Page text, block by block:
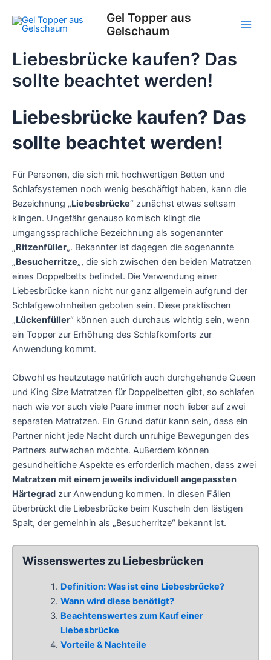
Inhalt
springen
Gel Topper aus
Gelschaum
Liebesbrücke kaufen? Das
sollte beachtet werden!
Liebesbrücke kaufen? Das
sollte beachtet werden!
Für Personen, die sich mit hochwertigen Betten und
Schlafsystemen noch wenig beschäftigt haben, kann die
Bezeichnung „Liebesbrücke“ zunächst etwas seltsam
klingen. Ungefähr genauso komisch klingt die
umgangssprachliche Bezeichnung als sogenannter
„Ritzenfüller„. Bekannter ist dagegen die sogenannte
„Besucherritze„, die sich zwischen den beiden Matratzen
eines Doppelbetts befindet. Die Verwendung einer
Liebesbrücke kann nicht nur ganz allgemein aufgrund der
Schlafgewohnheiten geboten sein. Diese praktischen
„Lückenfüller“ können auch durchaus wichtig sein, wenn
ein Topper zur Erhöhung des Schlafkomforts zur
Anwendung kommt.
Obwohl es heutzutage natürlich auch durchgehende Queen
und King Size Matratzen für Doppelbetten gibt, so schlafen
nach wie vor auch viele Paare immer noch lieber auf zwei
separaten Matratzen. Ein Grund dafür kann sein, dass ein
Partner nicht jede Nacht durch unruhige Bewegungen des
Partners aufwachen möchte. Außerdem können
gesundheitliche Aspekte es erforderlich machen, dass zwei
Matratzen mit einem jeweils individuell angepassten
Härtegrad zur Anwendung kommen. In diesen Fällen
überbrückt die Liebesbrücke beim Kuscheln den lästigen
Spalt, der gemeinhin als „Besucherritze“ bekannt ist.
Wissenswertes zu Liebesbrücken
Definition: Was ist eine Liebesbrücke?
Wann wird diese benötigt?
Beachtenswertes zum Kauf einer
Liebesbrücke
Vorteile & Nachteile